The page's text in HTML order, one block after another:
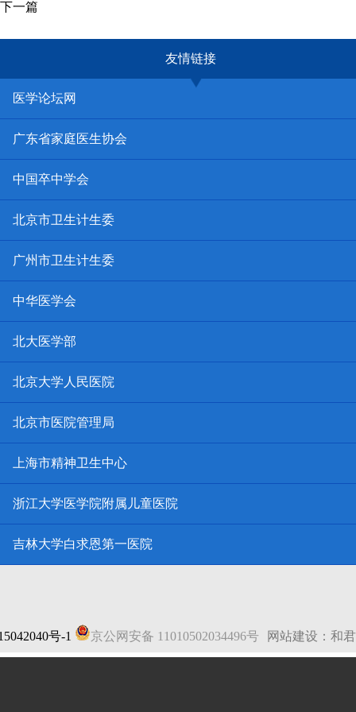
下一篇
友情链接
医学论坛网
广东省家庭医生协会
中国卒中学会
北京市卫生计生委
广州市卫生计生委
中华医学会
北大医学部
北京大学人民医院
北京市医院管理局
上海市精神卫生中心
浙江大学医学院附属儿童医院
吉林大学白求恩第一医院
号-1 京公网安备 11010502034496号 网站建设：和